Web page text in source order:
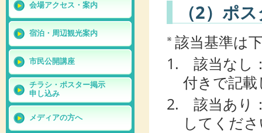
会場アクセス・案内
宿泊・周辺観光案内
市民公開講座
チラシ・ポスター掲示
申し込み
メディアの方へ
（2）ポ
※ 該当基準は
1. 該当なし
付きで記
2. 該当あり
してくだ